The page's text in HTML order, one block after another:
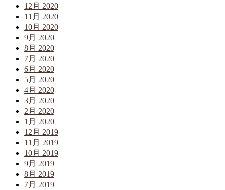
12月 2020
11月 2020
10月 2020
9月 2020
8月 2020
7月 2020
6月 2020
5月 2020
4月 2020
3月 2020
2月 2020
1月 2020
12月 2019
11月 2019
10月 2019
9月 2019
8月 2019
7月 2019